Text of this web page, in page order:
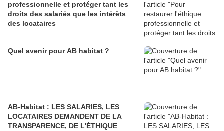
professionnelle et protéger tant les
droits des salariés que les intérêts
des locataires
Quel avenir pour AB habitat ?
AB-Habitat : LES SALARIES, LES
LOCATAIRES DEMANDENT DE LA
TRANSPARENCE, DE L'ÉTHIQUE